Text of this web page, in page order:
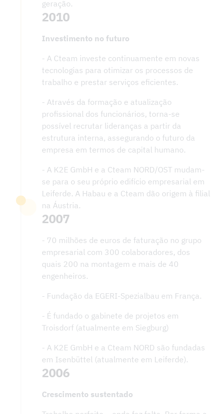
geração.
2010
Investimento no futuro
- A Cteam investe continuamente em novas
tecnologias para otimizar os processos de
trabalho e prestar serviços eficientes.
- Através da formação e atualização
profissional dos funcionários, torna-se
possível recrutar lideranças a partir da
estrutura interna, assegurando o futuro da
empresa em termos de capital humano.
- A K2E GmbH e a Cteam NORD/OST mudam-
se para o seu próprio edifício empresarial em
Leiferde. A Habau e a Cteam dão origem à filial
na Áustria.
2007
- 70 milhões de euros de faturação no grupo
empresarial com 300 colaboradores, dos
quais 200 na montagem e mais de 40
engenheiros.
- Fundação da EGERI-Spezialbau em França.
- É fundado o gabinete de projetos em
Troisdorf (atualmente em Siegburg)
- A K2E GmbH e a Cteam NORD são fundadas
em Isenbüttel (atualmente em Leiferde).
2006
Crescimento sustentado